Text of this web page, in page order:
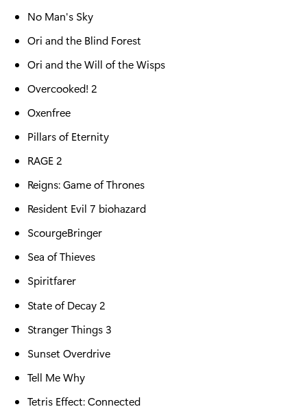
No Man's Sky
Ori and the Blind Forest
Ori and the Will of the Wisps
Overcooked! 2
Oxenfree
Pillars of Eternity
RAGE 2
Reigns: Game of Thrones
Resident Evil 7 biohazard
ScourgeBringer
Sea of Thieves
Spiritfarer
State of Decay 2
Stranger Things 3
Sunset Overdrive
Tell Me Why
Tetris Effect: Connected